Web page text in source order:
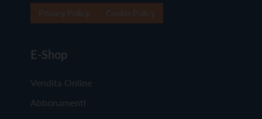
E-Shop
Vendita Online
Abbonamenti